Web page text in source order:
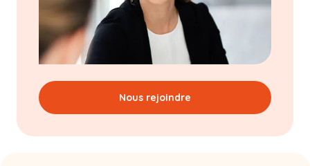
Nous rejoindre